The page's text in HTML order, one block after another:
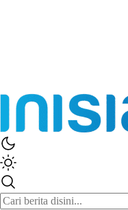
Inisiatif.co
Stay Connected Stay Informed